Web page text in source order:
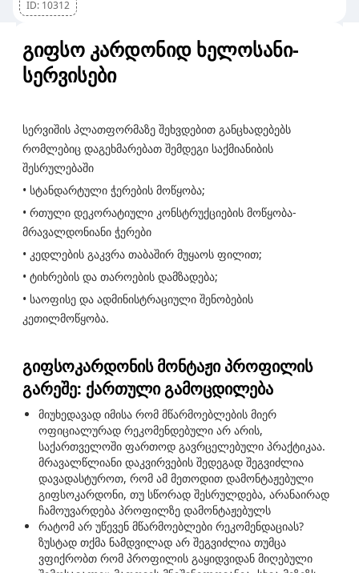
ID: 10312
გიფსო კარდონიდ ხელოსანი-
სერვისები
სერვიშის პლათფორმაზე შეხვდებით განცხადებებს
რომლებიც დაგეხმარებათ შემდეგი საქმიანიბის
შესრულებაში
• სტანდარტული ჭერების მოწყობა;
• რთული დეკორატიული კონსტრუქციების მოწყობა-
მრავალდონიანი ჭერები
• კედლების გაკვრა თაბაშირ მუყაოს ფილით;
• ტიხრების და თაროების დამზადება;
• საოფისე და ადმინისტრაციული შენობების
კეთილმოწყობა.
გიფსოკარდონის მონტაჟი პროფილის
გარეშე: ქართული გამოცდილება
მიუხედავად იმისა რომ მწარმოებლების მიერ
ოფიციალურად რეკომენდებული არ არის,
საქართველოში ფართოდ გავრცელებული პრაქტიკაა.
მრავალწლიანი დაკვირვების შედეგად შეგვიძლია
დავადასტუროთ, რომ ამ მეთოდით დამონტაჟებული
გიფსოკარდონი, თუ სწორად შესრულდება, არანაირად
ჩამოუვარდება პროფილზე დამონტაჟებულს
რატომ არ უწევენ მწარმოებლები რეკომენდაციას?
ზუსტად თქმა ნამდვილად არ შეგვიძლია თუმცა
ვფიქრობთ რომ პროფილის გაყიდვიდან მიღებული